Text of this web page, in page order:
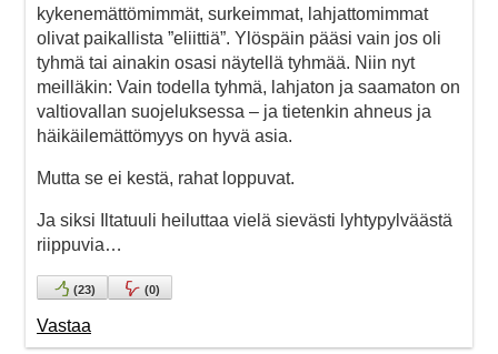
kykenemättömimmät, surkeimmat, lahjattomimmat
olivat paikallista ”eliittiä”. Ylöspäin pääsi vain jos oli
tyhmä tai ainakin osasi näytellä tyhmää. Niin nyt
meilläkin: Vain todella tyhmä, lahjaton ja saamaton on
valtiovallan suojeluksessa – ja tietenkin ahneus ja
häikäilemättömyys on hyvä asia.
Mutta se ei kestä, rahat loppuvat.
Ja siksi Iltatuuli heiluttaa vielä sievästi lyhtypylväästä
riippuvia…
(23) (0)
Vastaa